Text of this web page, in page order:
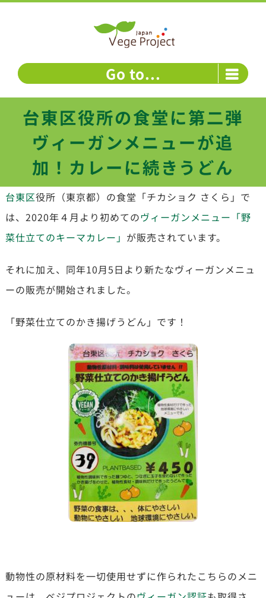
Go to...
台東区役所の食堂に第二弾
ヴィーガンメニューが追
加！カレーに続きうどん
台東区役所（東京都）の食堂「チカショク さくら」で
は、2020年４月より初めてのヴィーガンメニュー「野
菜仕立てのキーマカレー」 が販売されています。
それに加え、同年10月5日より新たなヴィーガンメニュ
ーの販売が開始されました。
「野菜仕立てのかき揚げうどん」です！
動物性の原材料を一切使用せずに作られたこちらのメニ